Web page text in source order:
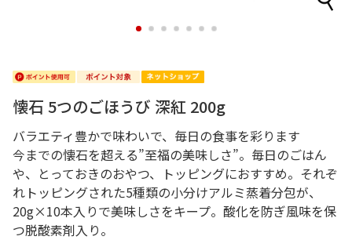
1 2 3 4 5 6 7
懐石 5つのごほうび 深紅 200g
バラエティ豊かで味わいで、毎日の食事を彩ります
今までの懐石を超える”至福の美味しさ”。毎日のごはん
や、とっておきのおやつ、トッピングにおすすめ。それぞ
れトッピングされた5種類の小分けアルミ蒸着分包が、
20g×10本入りで美味しさをキープ。酸化を防ぎ風味を保
つ脱酸素剤入り。